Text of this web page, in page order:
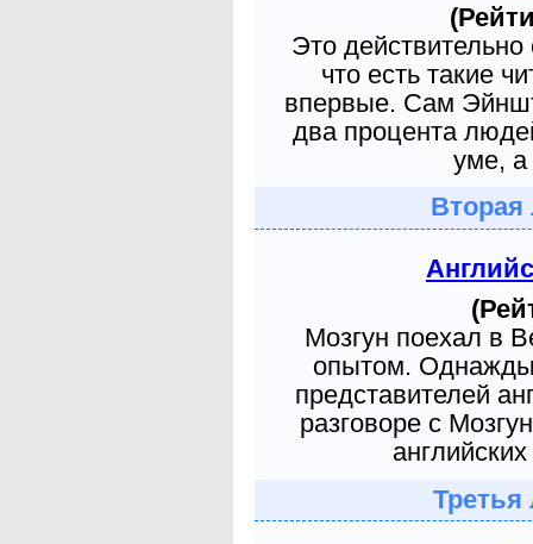
Это
что есть такие
впервые. Сам
два процента
уме, а
Вторая
Мозгун поехал в
опытом. Однажды
представителей
разговоре с
Третья